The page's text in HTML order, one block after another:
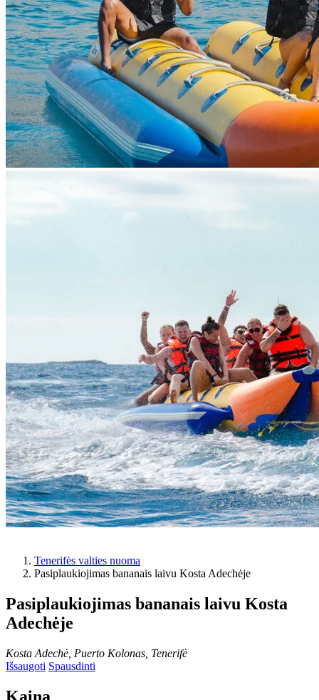
Tenerifės valties nuoma
Pasiplaukiojimas bananais laivu Kosta Adechėje
Pasiplaukiojimas bananais laivu Kosta
Adechėje
Kosta Adechė, Puerto Kolonas, Tenerifė
Išsaugoti Spausdinti
Kaina